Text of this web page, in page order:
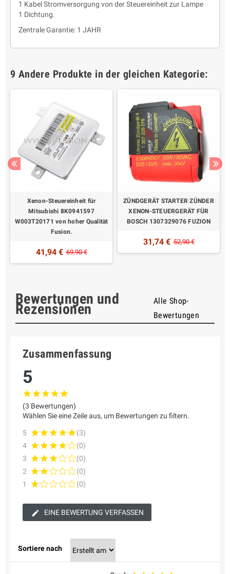
1 Kabel Stromversorgung von der Steuereinheit zur Lampe
1 Dichtung.
Zentrale Garantie: 1 JAHR
9 Andere Produkte in der gleichen Kategorie:
Xenon-Steuereinheit für
Mitsubishi 8K0941597
W003T20171 von hoher Qualität
Fusion.
41,94 € 69,90 €
ZÜNDGERÄT STARTER ZÜNDER
XENON-STEUERGERÄT FÜR
BOSCH 1307329076 FUZION
31,74 € 52,90 €
Bewertungen und
Rezensionen
Alle Shop-
Bewertungen
Zusammenfassung
5
(3 Bewertungen)
Wählen Sie eine Zeile aus, um Bewertungen zu filtern.
5
(3)
4
(0)
3
(0)
2
(0)
1
(0)
EINE BEWERTUNG VERFASSEN
Sortiere nach